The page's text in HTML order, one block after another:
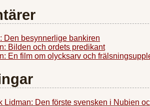
Den besynnerlige bankiren
Bilden och ordets predikant
En film om olycksarv och
Lidman: Den förste svensken i Nubien